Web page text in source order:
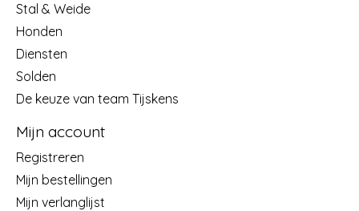
Stal & Weide
Honden
Diensten
Solden
De keuze van team Tijskens
Mijn account
Registreren
Mijn bestellingen
Mijn verlanglijst